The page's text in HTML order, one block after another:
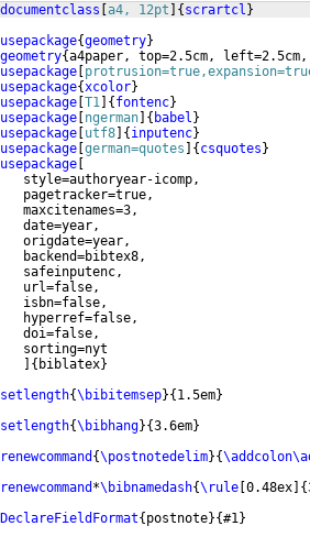
[a4, 12pt ] {scrartcl }
{geometry}
{a4paper, top=2.5cm,
[
{xcolor}
[T1 ] {fontenc}
[ngerman] { babel }
[utf8] {inputenc}
[german=quotes ] {csquotes}
[
style=authoryear-icomp,
pagetracker=true,
maxcitenames=3,
date=year,
origdate=year,
backend=bibtex8,
safeinputenc,
url=false,
isbn=false,
hyperref=false,
doi=false,
sorting=nyt
] { biblatex}
{\bibitemsep}{1.5em}
{\bibhang}{3.6em}
{\postnotedelim}{
*\bibnamedash{\rule [0.48ex] {
{postnote}{#1 }